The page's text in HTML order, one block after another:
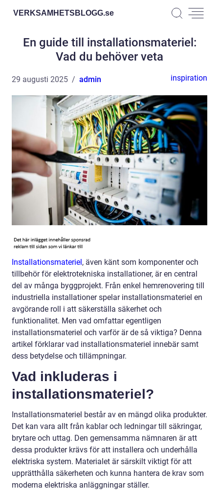
VERKSAMHETSBLOGG.se
En guide till installationsmateriel:
Vad du behöver veta
29 augusti 2025 admin inspiration
Installationsmateriel , även känt som komponenter och
tillbehör för elektrotekniska installationer, är en central
del av många byggprojekt. Från enkel hemrenovering till
industriella installationer spelar installationsmateriel en
avgörande roll i att säkerställa säkerhet och
funktionalitet. Men vad omfattar egentligen
installationsmateriel och varför är de så viktiga? Denna
artikel förklarar vad installationsmateriel innebär samt
dess betydelse och tillämpningar.
Vad inkluderas i
installationsmateriel?
Installationsmateriel består av en mängd olika produkter.
Det kan vara allt från kablar och ledningar till säkringar,
brytare och uttag. Den gemensamma nämnaren är att
dessa produkter krävs för att installera och underhålla
elektriska system. Materialet är särskilt viktigt för att
upprätthålla säkerheten och kunna hantera de krav som
moderna elektriska anläggningar ställer.